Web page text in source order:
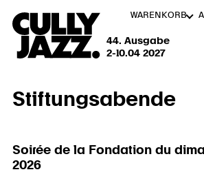
44. Ausgabe
2-10.04 2027
WARENKORB
Stiftungsabende
Soirée de la Fondation du
2026